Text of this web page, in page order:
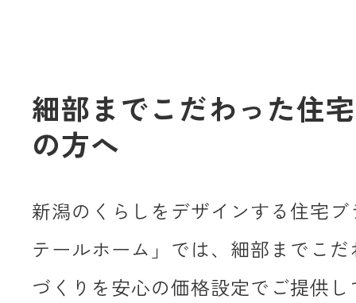
細部までこだわった住
の方へ
新潟のくらしをデザインする住宅
テールホーム」では、細部までこ
づくりを安心の価格設定でご提供